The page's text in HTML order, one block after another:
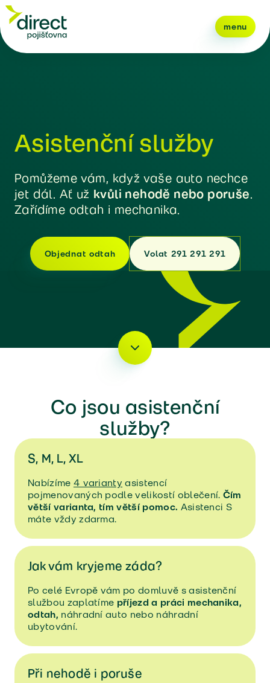
menu
Asistenční služby
Pomůžeme vám, když vaše auto nechce
jet dál. Ať už kvůli nehodě nebo poruše.
Zařídíme odtah i mechanika.
Objednat odtah Volat 291 291 291
Přejít k sekci
Co jsou asistenční
služby?
S, M, L, XL
Nabízíme 4 varianty asistencí
pojmenovaných podle velikostí oblečení. Čím
větší varianta, tím větší pomoc. Asistenci S
máte vždy zdarma.
Jak vám kryjeme záda?
Po celé Evropě vám po domluvě s asistenční
službou zaplatíme příjezd a práci mechanika,
odtah, náhradní auto nebo náhradní
ubytování.
Při nehodě i poruše